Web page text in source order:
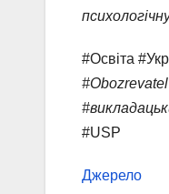
#Освіта
#USP
Джерело